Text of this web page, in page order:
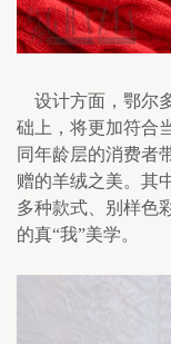
设计方面，鄂尔
础上，将更加符合
同年龄层的消费者
赠的羊绒之美。其
多种款式、别样色
的真“我”美学。